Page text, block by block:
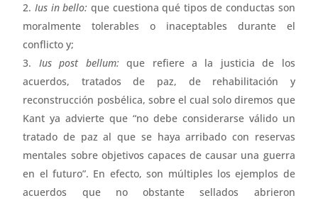
Ius in bello: que cuestiona qué tipos de conductas son
moralmente tolerables o inaceptables durante el
conflicto y;
Ius post bellum:que refiere a la justicia de los
acuerdos, tratados de paz, de rehabilitación y
reconstrucción posbélica, sobre el cual solo diremos que
Kant ya advierte que “no debe considerarse válido un
tratado de paz al que se haya arribado con reservas
mentales sobre objetivos capaces de causar una guerra
en el futuro”. En efecto, son múltiples los ejemplos de
acuerdos que no obstante sellados abrieron